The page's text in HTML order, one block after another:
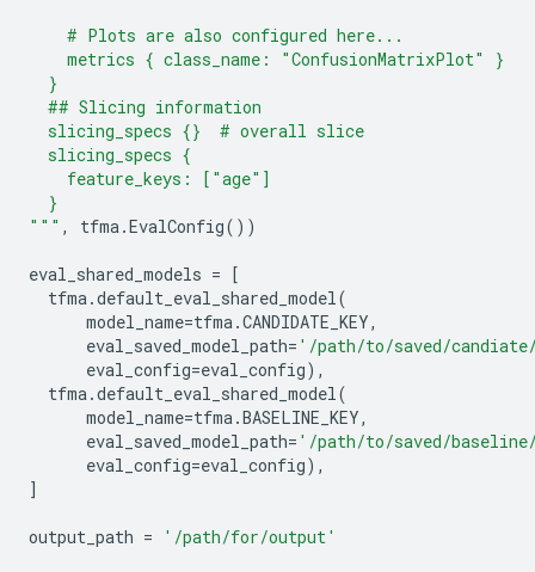
    # Plots are also configured here...
    metrics { class_name: "ConfusionMatrixPlot" }
  }
  ## Slicing information
  slicing_specs
{}
  # overall slice
  slicing_specs {
    feature_keys: ["age"]
  }
""" , tfma.EvalConfig())
eval_shared_models = [
tfma.default_eval_shared_model(
model_name=tfma.CANDIDATE_KEY,
eval_saved_model_path= '/path/to/saved/
eval_config=eval_config),
tfma.default_eval_shared_model(
model_name=tfma.BASELINE_KEY,
eval_saved_model_path= '/path/to/saved/
eval_config=eval_config),
]
output_path = '/path/for/output'